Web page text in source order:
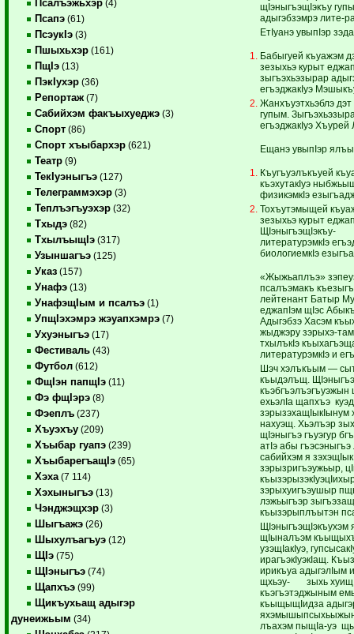
Псалъэжьхэр (4)
Псапэ (61)
ПсэукIэ (3)
Пшыхьхэр (161)
ПщIэ (13)
ПэкIухэр (36)
Репортаж (7)
Сабийхэм факъыхуеджэ (3)
Спорт (86)
Спорт хъыбархэр (621)
Театр (9)
ТекIуэныгъэ (127)
Телеграммэхэр (3)
Теплъэгъуэхэр (32)
Тхыдэ (82)
ТхылъыщIэ (317)
Узыншагъэ (125)
Указ (157)
Унафэ (13)
УнафэщIым и псалъэ (1)
УпщIэхэмрэ жэуапхэмрэ (7)
Ухуэныгъэ (17)
Фестиваль (43)
Футбол (612)
ФщIэн папщIэ (11)
Фэ фщIэрэ (8)
Фэеплъ (237)
Хъуэхъу (209)
Хъыбар гуапэ (239)
ХъыбарегъащIэ (65)
Хэха (7 114)
Хэхыныгъэ (13)
Чэнджэщхэр (3)
Шыгъажэ (26)
Шыхулъагъуэ (12)
ЩIэ (75)
ЩIэныгъэ (74)
Щапхъэ (99)
Щикъухьащ адыгэр
дунеижьым (34)
щIэныгъэщIэкъу
адыгэбзэмрэ лите-
ЕтIуанэ увыпIэр
Бабыгуей къуажэм
зезыхьэ курыт
зыгъэхьэзырар
егъэджакIуэ
Жанхъуэтхьэблэ
гупым.
егъэджакIуэ
Ещанэ увыпIэр
Къугъуэлъкъуей
къэхутакIуэ
физикэмкIэ
Тохъутэмыщей
зезыхьэ курыт
ЩIэныгъэщIэкъу-
литературэмкIэ
биологиемкIэ
«Жыжьаплъэ»
псалъэмакъ
лейтенант Батыр
еджапIэм щIэс
Адыгэбзэ Хасэм
жыджэру зэрыхэ-
тхылъкIэ
литературэмкIэ и
Шэч хэлъкъым —
къыдэлъщ.
ехьэлIа щапхъэ
зэрызэхащIыкIынум
нахуэщ. Хьэлъэр
щIэныгъэ гъуэгур
атIэ абы
сабийхэм я
зэрызригъэужьыр,
зэрыхуигъэушыр
лэжьыгъэр
къызэрыплъытэн
ЩIэныгъэщIэкъухэм
щIыналъэм
узэщIакIуэ,
ирагъэкIуэкIащ.
ирикъуа адыгэлIым
щхьэу- зыхь
къэгъэтэджыным
къыщыщIидза
лъахэм пыщIа-уэ